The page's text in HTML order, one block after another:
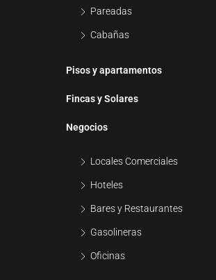
Pareadas
Cabañas
Pisos y apartamentos
Fincas y Solares
Negocios
Locales Comerciales
Hoteles
Bares y Restaurantes
Gasolineras
Oficinas